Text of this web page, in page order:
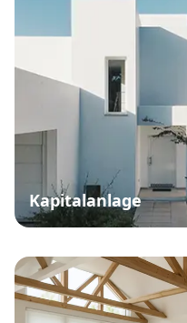
Kapitalanlage